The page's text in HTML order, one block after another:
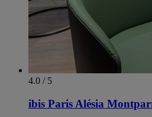
4.0 / 5
ibis Paris Alésia